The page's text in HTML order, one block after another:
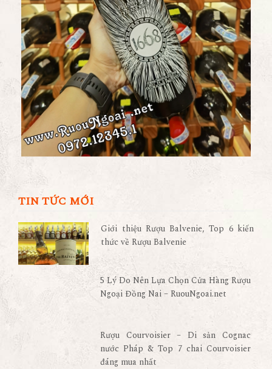
TIN TỨC MỚI
Giới thiệu Rượu Balvenie, Top 6 kiến
thức về Rượu Balvenie
5 Lý Do Nên Lựa Chọn Cửa Hàng Rượu
Ngoại Đồng Nai – RuouNgoai.net
Rượu Courvoisier – Di sản Cognac
nước Pháp & Top 7 chai Courvoisier
đáng mua nhất